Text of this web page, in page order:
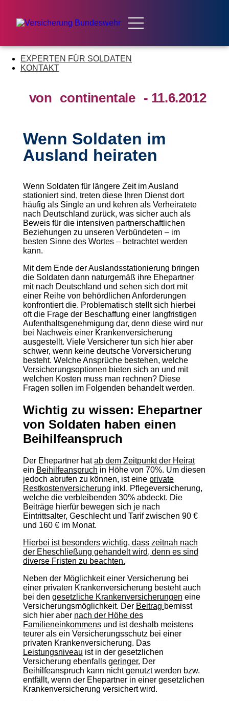
EXPERTEN FÜR SOLDATEN
KONTAKT
von continentale - 11.6.2012
Wenn Soldaten im
Ausland heiraten
Wenn Soldaten für längere Zeit im Ausland
stationiert sind, treten diese Ihren Dienst dort
häufig als Single an und kehren als Verheiratete
nach Deutschland zurück, was sicher auch als
Beweis für die intensiven partnerschaftlichen
Beziehungen zu unseren Verbündeten – im
besten Sinne des Wortes – betrachtet werden
kann.
Mit dem Ende der Auslandsstationierung bringen
die Soldaten dann naturgemäß ihre Ehepartner
mit nach Deutschland und sehen sich dort mit
einer Reihe von behördlichen Anforderungen
konfrontiert die. Problematisch stellt sich hierbei
oft die Frage der Beschaffung einer langfristigen
Aufenthaltsgenehmigung dar, denn diese wird nur
bei Nachweis einer Krankenversicherung
ausgestellt. Viele Versicherer tun sich hier aber
schwer, wenn keine deutsche Vorversicherung
besteht. Welche Ansprüche bestehen, welche
Versicherungsoptionen bieten sich an und mit
welchen Kosten muss man rechnen? Diese
Fragen sollen im Folgenden behandelt werden.
Wichtig zu wissen: Ehepartner
von Soldaten haben einen
Beihilfeanspruch
Der Ehepartner hatab dem Zeitpunkt der Heirat
ein Beihilfeanspruch in Höhe von 70%. Um diesen
jedoch abrufen zu können, ist eine private
Restkostenversicherung inkl. Pflegeversicherung,
welche die verbleibenden 30% abdeckt. Die
Beiträge hierfür bewegen sich je nach
Eintrittsalter, Geschlecht und Tarif zwischen 90 €
und 160 € im Monat.
Hierbei ist besonders wichtig, dass zeitnah nach
der Eheschließung gehandelt wird, denn es sind
diverse Fristen zu beachten.
Neben der Möglichkeit einer Versicherung bei
einer privaten Krankenversicherung besteht auch
bei den gesetzliche Krankenversicherungen eine
Versicherungsmöglichkeit. Der Beitrag bemisst
sich hier aber nach der Höhe des
Familieneinkommensund ist deshalb meistens
teurer als ein Versicherungsschutz bei einer
privaten Krankenversicherung. Das
Leistungsniveau ist in der gesetzlichen
Versicherung ebenfalls geringer. Der
Beihilfeanspruch kann nicht genutzt werden bzw.
entfällt, wenn der Ehepartner in einer gesetzlichen
Krankenversicherung versichert wird.